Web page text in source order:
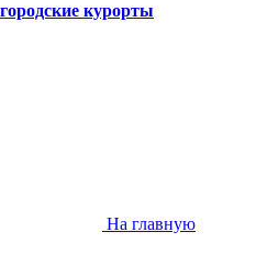
курорты
На главную